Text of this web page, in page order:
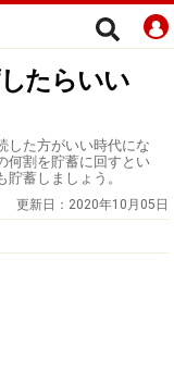
たらいい
した方がいい時代にな
何割を貯蓄に回すとい
蓄しましょう。
更新日： 2020年10月05日